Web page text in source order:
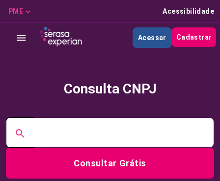
PME Acessibilidade
Acessar Cadastrar
Consulta CNPJ
Consultar Grátis